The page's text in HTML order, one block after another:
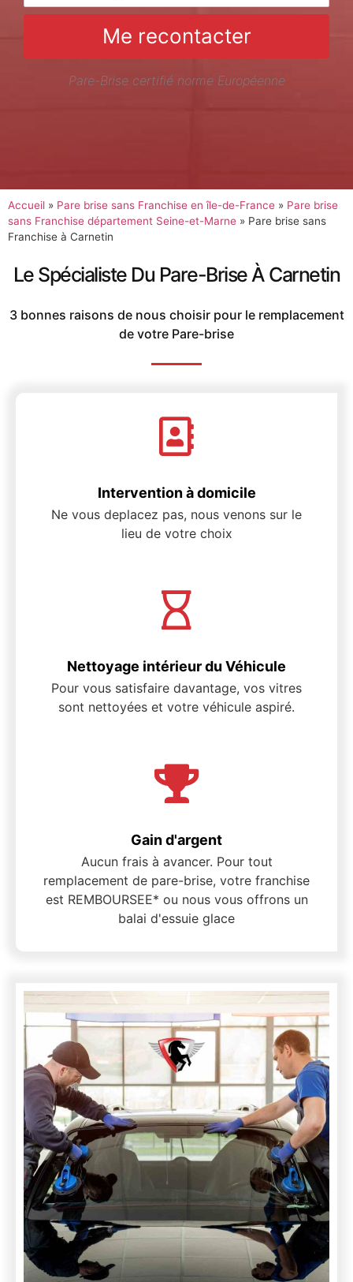
Me recontacter
Pare-Brise certifié norme Européenne
Accueil » Pare brise sans Franchise en île-de-France » Pare brise
sans Franchise département Seine-et-Marne » Pare brise sans
Franchise à Carnetin
Le Spécialiste Du Pare-Brise À Carnetin
3 bonnes raisons de nous choisir pour le remplacement
de votre Pare-brise
Intervention à domicile
Ne vous deplacez pas, nous venons sur le
lieu de votre choix
Nettoyage intérieur du Véhicule
Pour vous satisfaire davantage, vos vitres
sont nettoyées et votre véhicule aspiré.
Gain d'argent
Aucun frais à avancer. Pour tout
remplacement de pare-brise, votre franchise
est REMBOURSEE* ou nous vous offrons un
balai d'essuie glace